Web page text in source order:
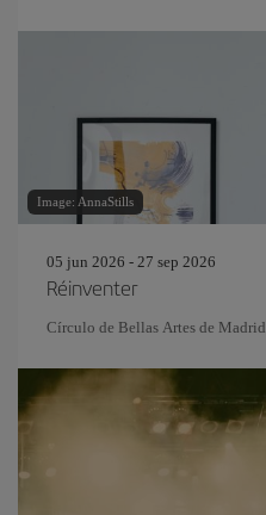
Image: AnnaStills
05 jun 2026 - 27 sep 2026
Réinventer
Círculo de Bellas Artes de Madrid